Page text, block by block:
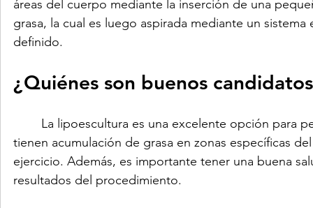
áreas del cuerpo mediante la inserción de una
grasa, la cual es luego aspirada mediante un
definido.
¿Quiénes son buenos
tienen acumulación de grasa en zonas específicas
ejercicio. Además, es importante tener una buena
resultados del procedimiento.